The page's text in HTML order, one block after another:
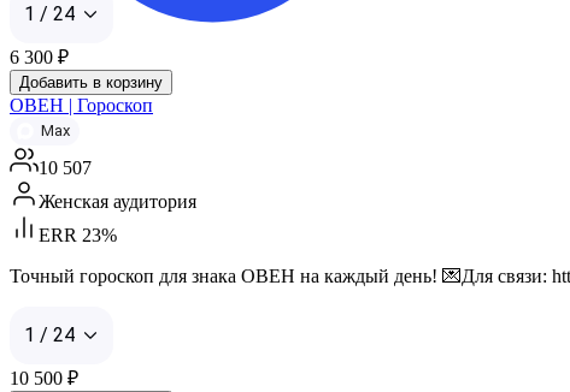
1 / 24
6 300 ₽
Добавить в корзину
ОВЕН | Гороскоп
Max
10 507
Женская аудитория
ERR 23%
Точный гороскоп для знака ОВЕН на каждый день! 💌Для связи:
1 / 24
10 500 ₽